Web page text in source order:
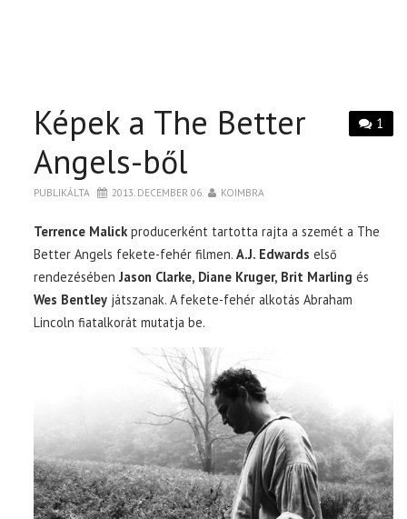
1
Képek a The Better
Angels-ből
PUBLIKÁLTA 2013. DECEMBER 06. KOIMBRA
Terrence Malick producerként tartotta rajta a szemét a The
Better Angels fekete-fehér filmen.A.J. Edwards első
rendezésébenJason Clarke, Diane Kruger, Brit Marling és
Wes Bentley játszanak. A fekete-fehér alkotás Abraham
Lincoln fiatalkorát mutatja be.